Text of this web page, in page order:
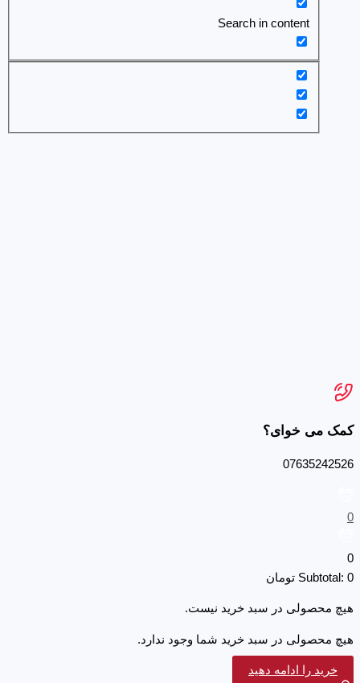
Search in content
کمک می خوای؟
07635242526
0
0
Subtotal: 0 تومان
هیچ محصولی در سبد خرید نیست.
هیچ محصولی در سبد خرید شما وجود ندارد.
خرید را ادامه دهید